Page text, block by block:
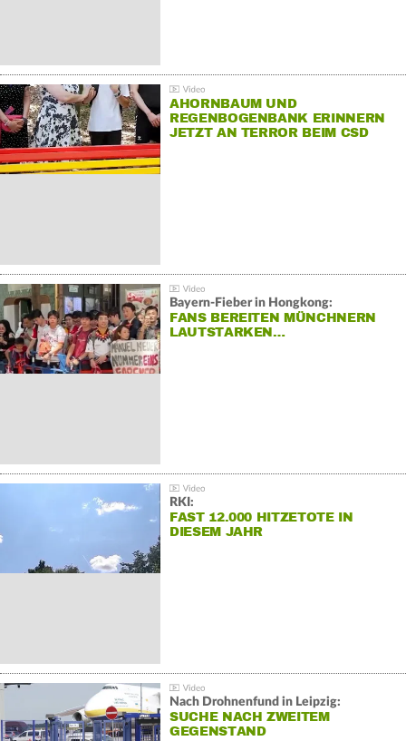
AHORNBAUM UND
REGENBOGENBANK ERINNERN
JETZT AN TERROR BEIM CSD
Bayern-Fieber in Hongkong:
FANS BEREITEN MÜNCHNERN
LAUTSTARKEN…
RKI:
FAST 12.000 HITZETOTE IN
DIESEM JAHR
Nach Drohnenfund in Leipzig:
SUCHE NACH ZWEITEM
GEGENSTAND